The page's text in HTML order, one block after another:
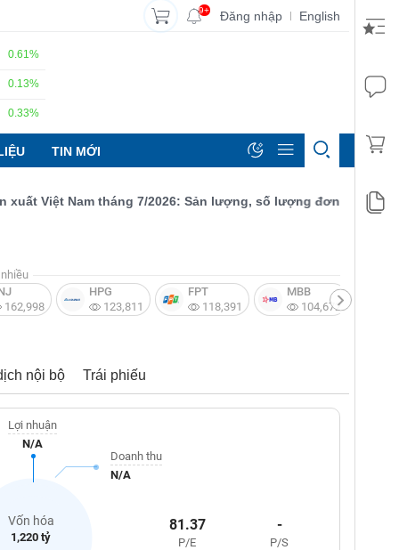
9+ Đăng nhập | English
0.61%
0.13%
0.33%
TIN MỚI
Việt Nam tháng 7/2026: Sản lượng, số lượng đơn đặt hàng mới
162,998
HPG
123,811
FPT
118,391
MBB
104,672
nội bộ Trái phiếu
Vốn hóa
1,220 tỷ
Lợi nhuận
N/A
Doanh thu
N/A
81.37
P/E
-
P/S